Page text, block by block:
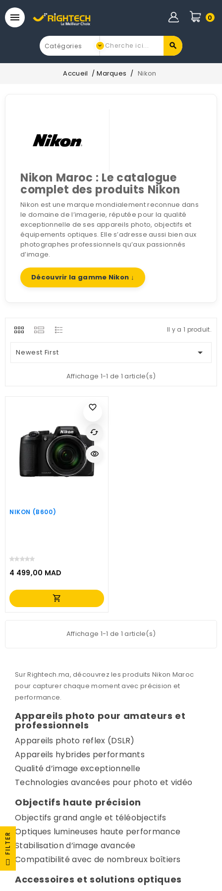
 0
Accueil Marques Nikon
Nikon Maroc : Le catalogue
complet des produits Nikon
Nikon est une marque mondialement reconnue dans
le domaine de l’imagerie, réputée pour la qualité
exceptionnelle de ses appareils photo, objectifs et
équipements optiques. Elle s’adresse aussi bien aux
photographes professionnels qu’aux passionnés
d’image.
Découvrir la gamme Nikon ↓
Il y a 1 produit.
Newest First 
Affichage 1-1 de 1 article(s)
favorite_border
NIKON (B600)
4 499,00 MAD
Prix
shopping_cart
cached
visibility
Affichage 1-1 de 1 article(s)
Sur Rightech.ma, découvrez les produitsNikon Maroc
pour capturer chaque moment avec précision et
performance.
Appareils photo pour amateurs et
professionnels
Appareils photo reflex (DSLR)
Appareils hybrides performants
Qualité d’image exceptionnelle
Technologies avancées pour photo et vidéo
Objectifs haute précision
Objectifs grand angle et téléobjectifs
Optiques lumineuses haute performance
Stabilisation d’image avancée
Compatibilité avec de nombreux boîtiers
Accessoires et solutions optiques
FILTER